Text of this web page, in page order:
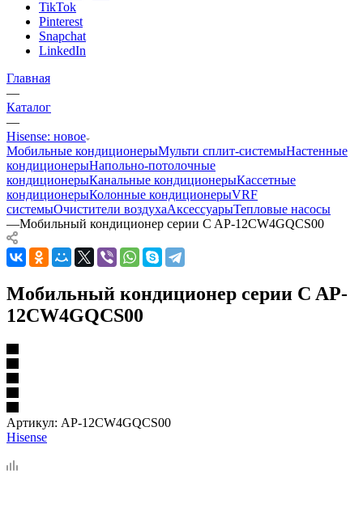
TikTok
Pinterest
Snapchat
LinkedIn
Главная
—
Каталог
—
Hisense: новое
Мобильные кондиционерыМульти сплит-системыНастенные
кондиционерыНапольно-потолочные
кондиционерыКанальные кондиционерыКассетные
кондиционерыКолонные кондиционерыVRF
системыОчистители воздухаАксессуарыТепловые насосы
—Мобильный кондиционер cерии C AP-12CW4GQCS00
Мобильный кондиционер cерии C AP-
12CW4GQCS00
Артикул: AP-12CW4GQCS00
Hisense